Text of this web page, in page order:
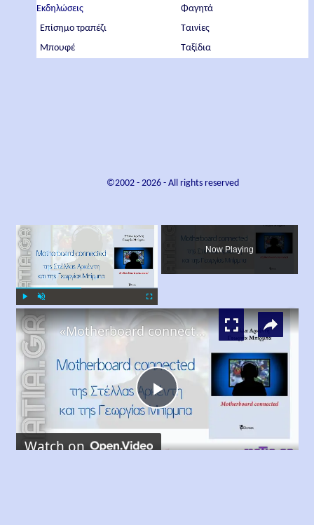
Εκδηλώσεις
Επίσημο τραπέζι
Μπουφέ
Φαγητά
Ταινίες
Ταξίδια
©2002 - 2026- All rights reserved
×
Fullscreen
Now Playing
×
Play
Video
«Motherboard connected», Στέλλα Αρκέντη και Γεωργία Μπίρμπα
Watch on